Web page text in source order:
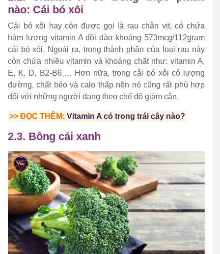
nào: Cải bó xôi
Cải bó xôi hay còn được gọi là rau chân vịt, có chứa
hàm lượng vitamin A dồi dào khoảng 573mcg/112gram
cải bó xôi. Ngoài ra, trong thành phần của loại rau này
còn chứa nhiều vitamin và khoáng chất như: vitamin A,
E, K, D, B2-B6,… Hơn nữa, trong cải bó xôi có lượng
đường, chất béo và calo thấp nên nó cũng rất phù hợp
đối với những người đang theo chế độ giảm cân.
>> ĐỌC THÊM:Vitamin A có trong trái cây nào?
2.3. Bông cải xanh